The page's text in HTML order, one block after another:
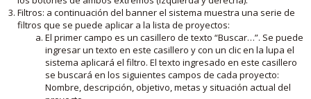
Filtros: a continuación del banner el sistema muestra una serie de
filtros que se puede aplicar a la lista de proyectos:
El primer campo es un casillero de texto “Buscar…”. Se puede
ingresar un texto en este casillero y con un clic en la lupa el
sistema aplicará el filtro. El texto ingresado en este casillero
se buscará en los siguientes campos de cada proyecto:
Nombre, descripción, objetivo, metas y situación actual del